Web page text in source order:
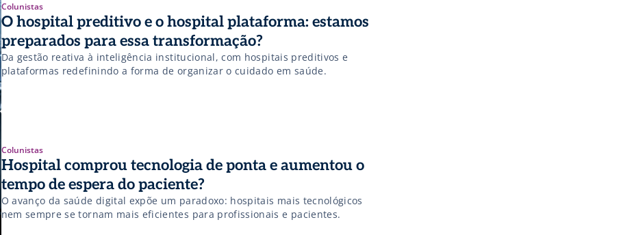
Colunistas
O hospital preditivo e o hospital plataforma: estamos
preparados para essa transformação?
Da gestão reativa à inteligência institucional, com hospitais preditivos e
plataformas redefinindo a forma de organizar o cuidado em saúde.
Colunistas
Hospital comprou tecnologia de ponta e aumentou o
tempo de espera do paciente?
O avanço da saúde digital expõe um paradoxo: hospitais mais tecnológicos
nem sempre se tornam mais eficientes para profissionais e pacientes.